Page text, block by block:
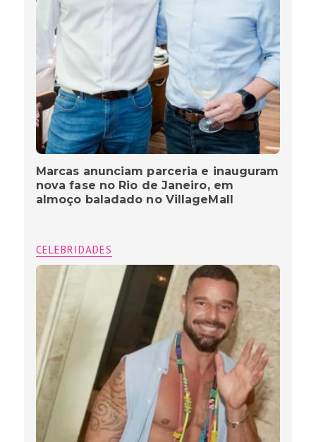
Marcas anunciam parceria e inauguram
nova fase no Rio de Janeiro, em
almoço baladado no VillageMall
CELEBRIDADES